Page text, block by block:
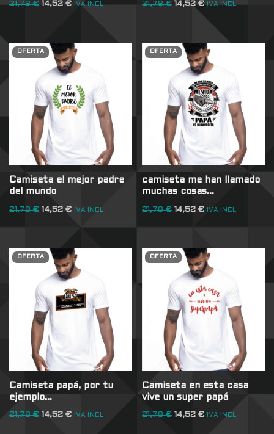
21,78€ 14,52 € IVA INCL 21,78€ 14,52€ IVA INCL
OFERTA
Camiseta el mejor padre
del mundo
21,78€ 14,52 € IVA INCL
OFERTA
camiseta me han llamado
muchas cosas…
21,78€ 14,52€ IVA INCL
OFERTA
Camiseta papá, por tu
ejemplo…
21,78€ 14,52 € IVA INCL
OFERTA
Camiseta en esta casa
vive un super papá
21,78€ 14,52€ IVA INCL